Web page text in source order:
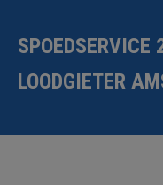
SPOEDSERVICE
LOODGIETER